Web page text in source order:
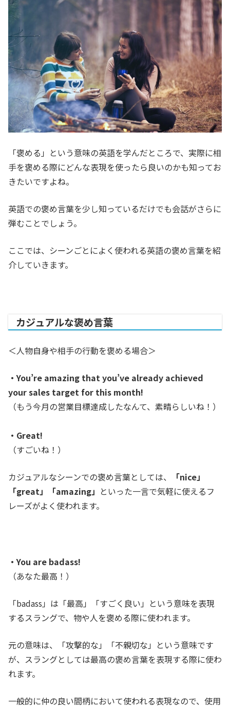
「褒める」という意味の英語を学んだところで、実際に相
手を褒める際にどんな表現を使ったら良いのかも知ってお
きたいですよね。
英語での褒め言葉を少し知っているだけでも会話がさらに
弾むことでしょう。
ここでは、シーンごとによく使われる英語の褒め言葉を紹
介していきます。
カジュアルな褒め言葉
＜人物自身や相手の行動を褒める場合＞
・You’re amazing that you’ve already achieved
your sales target for this month!
（もう今月の営業目標達成したなんて、素晴らしいね！）
・Great!
（すごいね！）
カジュアルなシーンでの褒め言葉としては、
「nice」
「great」「amazing」 といった一言で気軽に使えるフ
レーズがよく使われます。
・You are badass!
（あなた最高！）
「badass」は「最高」「すごく良い」という意味を表現
するスラングで、 物や人を褒める際に使われます。
元の意味は、「攻撃的な」「不親切な」という意味です
が、スラングとしては最高の褒め言葉を表現する際に使わ
れます。
一般的に仲の良い間柄において使われる表現なので、使用